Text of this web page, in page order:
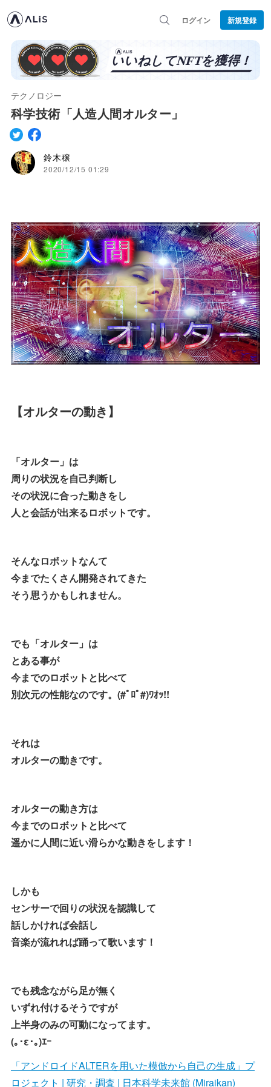
ログイン 新規登録
テクノロジー
科学技術「人造人間オルター」
鈴木穣
2020/12/15 01:29
【オルターの動き】
「オルター」は
周りの状況を自己判断し
その状況に合った動きをし
人と会話が出来るロボットです。
そんなロボットなんて
今までたくさん開発されてきた
そう思うかもしれません。
でも「オルター」は
とある事が
今までのロボットと比べて
別次元の性能なのです。(#ﾟﾛﾟ#)ﾜｵｯ!!
それは
オルターの動きです。
オルターの動き方は
今までのロボットと比べて
遥かに人間に近い滑らかな動きをします！
しかも
センサーで回りの状況を認識して
話しかければ会話し
音楽が流れれば踊って歌います！
でも残念ながら足が無く
いずれ付けるそうですが
上半身のみの可動になってます。
(｡･ε･｡)ｴｰ
「アンドロイドALTERを用いた模倣から自己の生成」プ
ロジェクト | 研究・調査 | 日本科学未来館 (Miraikan)